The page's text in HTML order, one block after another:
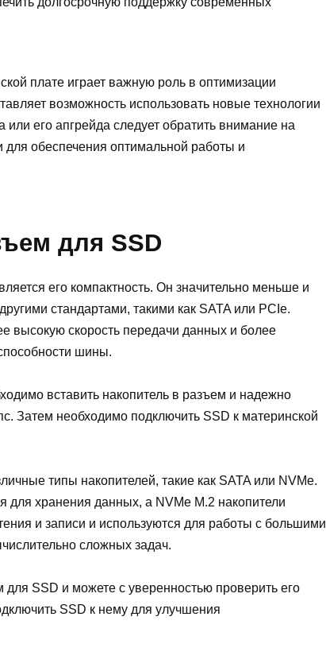
плате играет важную роль в оптимизации
возможность использовать новые технологии
его апгрейда следует обратить внимание на
для обеспечения оптимальной работы и
для SSD
его компактность. Он значительно меньше и
стандартами, такими как SATA или PCIe.
высокую скорость передачи данных и более
шины.
вставить накопитель в разъем и надежно
Затем необходимо подключить SSD к материнской
типы накопителей, такие как SATA или NVMe.
для хранения данных, а NVMe M.2 накопители
и записи и используются для работы с большими
сложных задач.
для SSD и можете с уверенностью проверить его
SSD к нему для улучшения